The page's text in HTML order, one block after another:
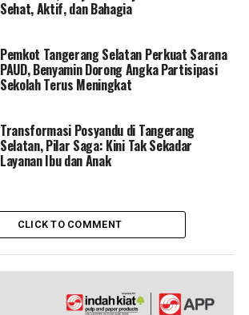
Sehat, Aktif, dan Bahagia
Pemkot Tangerang Selatan Perkuat Sarana
PAUD, Benyamin Dorong Angka Partisipasi
Sekolah Terus Meningkat
Transformasi Posyandu di Tangerang
Selatan, Pilar Saga: Kini Tak Sekadar
Layanan Ibu dan Anak
CLICK TO COMMENT